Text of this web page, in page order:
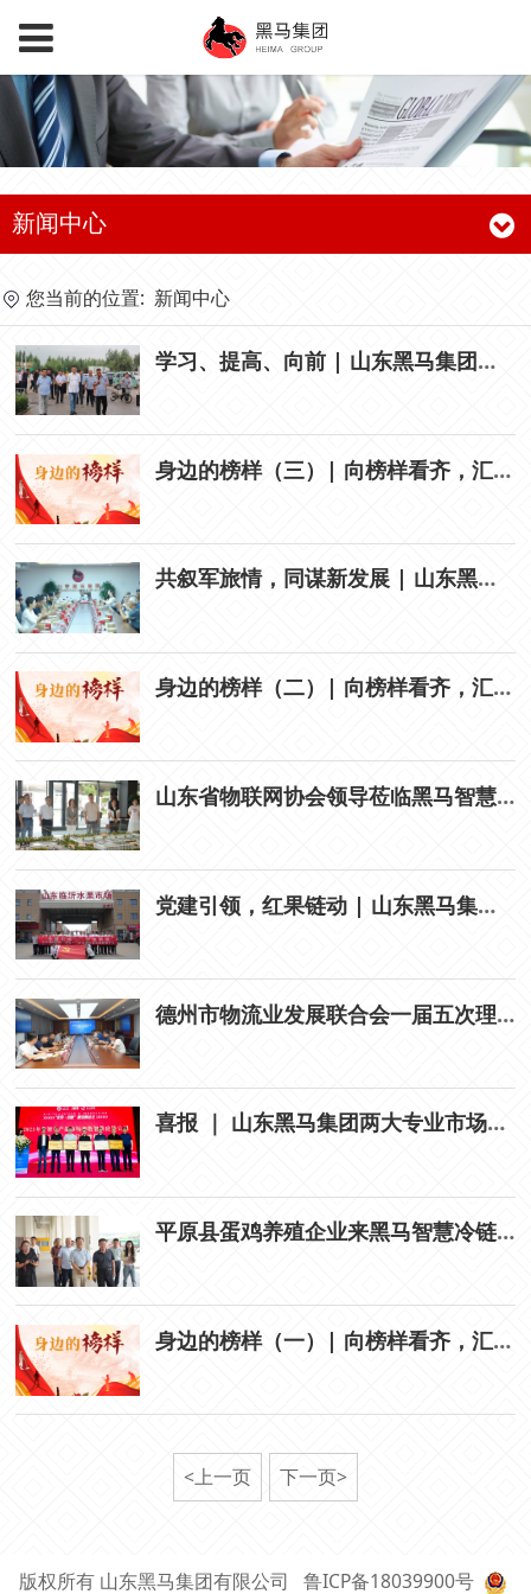
新闻中心
您当前的位置: 新闻中心
学习、提高、向前 | 山东黑马集团召开农批三大市场现场观摩会
身边的榜样（三）| 向榜样看齐，汇聚奋进力量
共叙军旅情，同谋新发展 | 山东黑马集团召开“庆八一”座谈会
身边的榜样（二）| 向榜样看齐，汇聚奋进力量
山东省物联网协会领导莅临黑马智慧冷链物流果品批发市场调研
党建引领，红果链动 | 山东黑马集团“庆七一”赴临沂水果市场学习
德州市物流业发展联合会一届五次理事会在山东黑马集团召开
喜报 ｜ 山东黑马集团两大专业市场荣膺全国农贸联首批“数智孵化单位”
平原县蛋鸡养殖企业来黑马智慧冷链物流果品批发市场考察，共寻合作发展新契机
身边的榜样（一）| 向榜样看齐，汇聚奋进力量
<上一页 下一页>
版权所有 山东黑马集团有限公司 鲁ICP备18039900号